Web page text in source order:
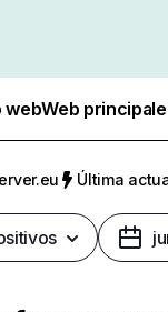
webWeb
Última